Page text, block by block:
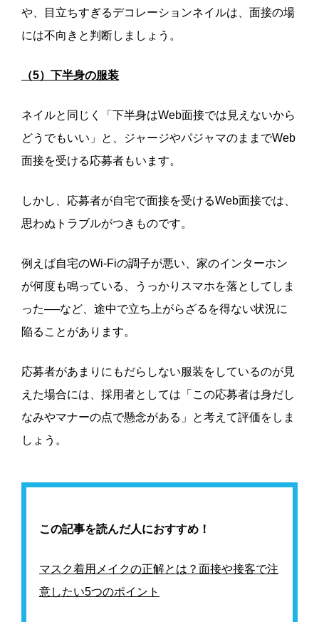
や、目立ちすぎるデコレーションネイルは、面接の場
には不向きと判断しましょう。
（5）下半身の服装
ネイルと同じく「下半身はWeb面接では見えないから
どうでもいい」と、ジャージやパジャマのままでWeb
面接を受ける応募者もいます。
しかし、応募者が自宅で面接を受けるWeb面接では、
思わぬトラブルがつきものです。
例えば自宅のWi-Fiの調子が悪い、家のインターホン
が何度も鳴っている、うっかりスマホを落としてしま
った──など、途中で立ち上がらざるを得ない状況に
陥ることがあります。
応募者があまりにもだらしない服装をしているのが見
えた場合には、採用者としては「この応募者は身だし
なみやマナーの点で懸念がある」と考えて評価をしま
しょう。
この記事を読んだ人におすすめ！
マスク着用メイクの正解とは？面接や接客で注
意したい5つのポイント